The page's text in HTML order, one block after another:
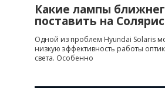
Какие лампы
поставить на Солярис
Одной из проблем Hyundai Solaris
низкую эффективность работы
света. Особенно